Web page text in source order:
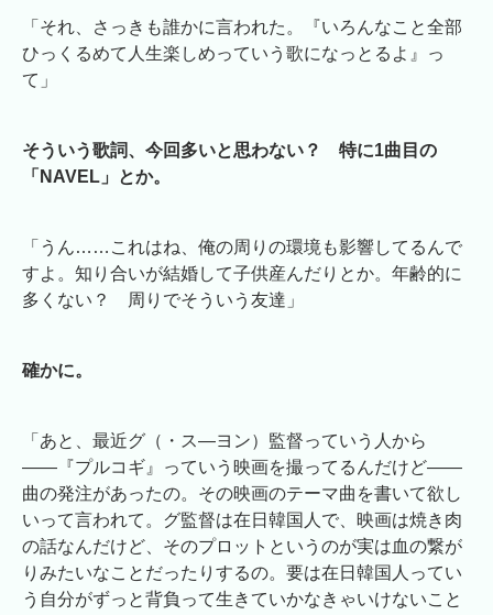
「それ、さっきも誰かに言われた。『いろんなこと全部
ひっくるめて人生楽しめっていう歌になっとるよ』っ
て」
そういう歌詞、今回多いと思わない？ 特に1曲目の
「NAVEL」とか。
「うん……これはね、俺の周りの環境も影響してるんで
すよ。知り合いが結婚して子供産んだりとか。年齢的に
多くない？ 周りでそういう友達」
確かに。
「あと、最近グ（・ス―ヨン）監督っていう人から
――『プルコギ』っていう映画を撮ってるんだけど――
曲の発注があったの。その映画のテーマ曲を書いて欲し
いって言われて。グ監督は在日韓国人で、映画は焼き肉
の話なんだけど、そのプロットというのが実は血の繋が
りみたいなことだったりするの。要は在日韓国人ってい
う自分がずっと背負って生きていかなきゃいけないこと